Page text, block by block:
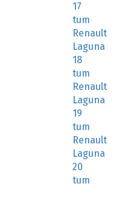
17
tum
Renault
Laguna
18
tum
Renault
Laguna
19
tum
Renault
Laguna
20
tum